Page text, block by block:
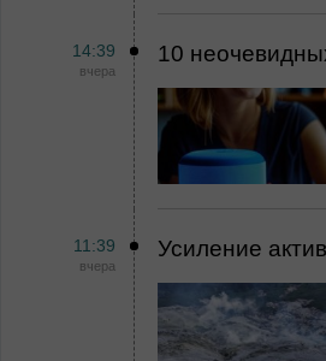
14:39
вчера
10
11:39
вчера
Усиление